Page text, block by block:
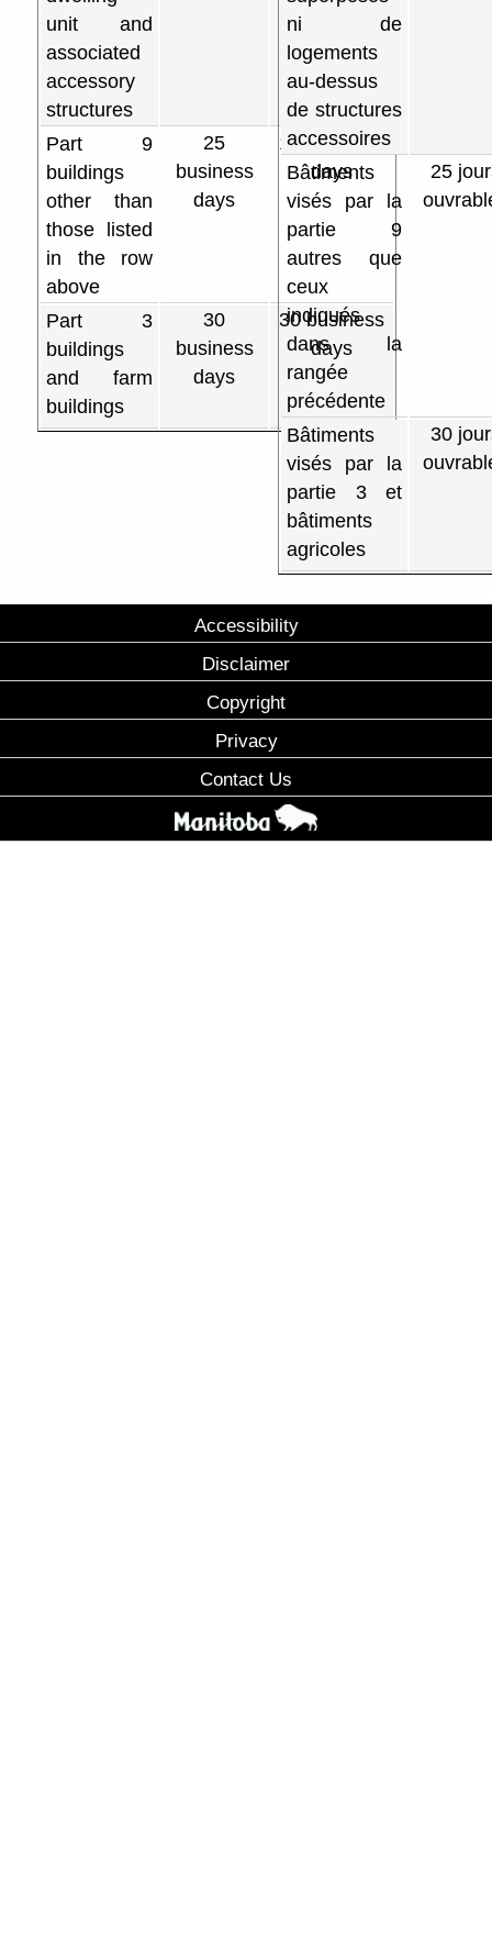
unit and
associated
accessory
structures
Part 9
buildings
other than
those listed
in the row
above
25
business
days
15 business
days
Part 3
buildings
and farm
buildings
30
business
days
30 business
days
ni de
logements
au-dessus
de structures
accessoires
Bâtiments
visés par la
partie 9
autres que
ceux
indiqués
dans la
rangée
précédente
25
Bâtiments
visés par la
partie 3 et
bâtiments
agricoles
30
Accessibility
Disclaimer
Copyright
Privacy
Contact Us